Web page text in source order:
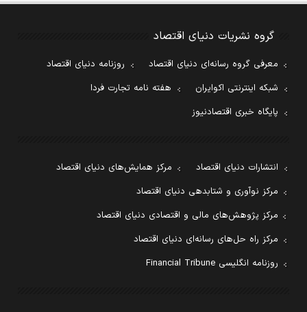
گروه نشریات دنیای اقتصاد
معرفی گروه رسانه‌ای دنیای اقتصاد
روزنامه دنیای اقتصاد
شبکه اینترنتی اکوایران
هفته نامه تجارت فردا
پایگاه خبری اقتصادنیوز
انتشارات دنیای اقتصاد
مرکز همایش‌های دنیای اقتصاد
مرکز نوآوری و شتابدهی دنیای اقتصاد
مرکز پژوهش‌های مالی و اقتصادی دنیای اقتصاد
مرکز راه حل‌های رسانه‌ای دنیای اقتصاد
روزنامه انگلیسی Financial Tribune